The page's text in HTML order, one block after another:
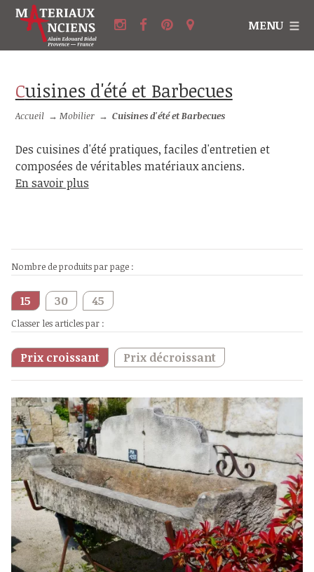
MENU
Cuisines d'été et Barbecues
Accueil → Mobilier → Cuisines d'été et Barbecues
Des cuisines d'été pratiques, faciles d'entretien et
composées de véritables matériaux anciens.
En savoir plus
Nombre de produits par page :
15 30 45
Classer les articles par :
Prix croissant Prix décroissant